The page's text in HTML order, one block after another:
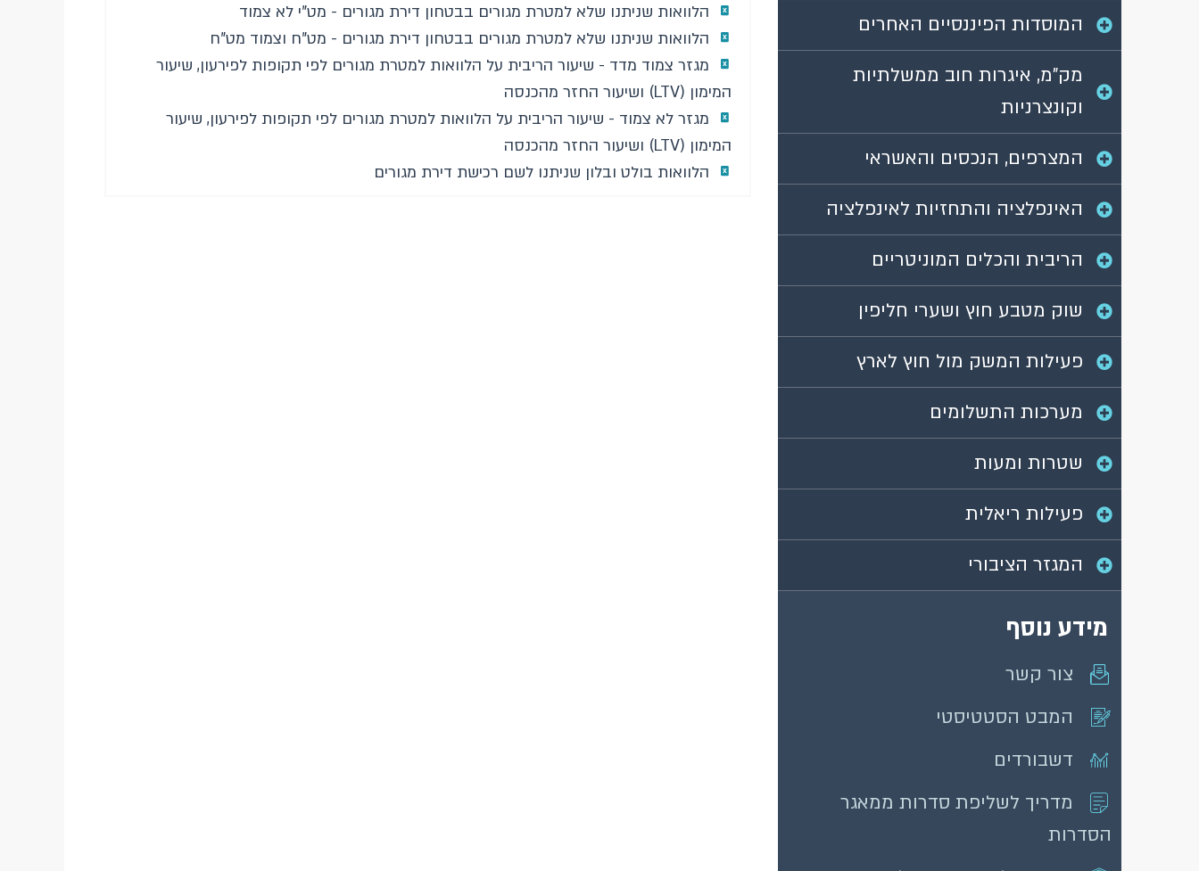
המוסדות הפיננסיים האחרים
מק"מ, איגרות חוב ממשלתיות
וקונצרניות
המצרפים, הנכסים והאשראי
האינפלציה והתחזיות לאינפלציה
הריבית והכלים המוניטריים
שוק מטבע חוץ ושערי חליפין
פעילות המשק מול חוץ לארץ
מערכות התשלומים
שטרות ומעות
פעילות ריאלית
המגזר הציבורי
מידע נוסף
צור קשר
המבט הסטטיסטי
דשבורדים
מדריך לשליפת סדרות ממאגר
הסדרות
הלוואות שניתנו שלא למטרת מגורים בבטחון דירת מגורים - מט"י לא צמוד
הלוואות שניתנו שלא למטרת מגורים בבטחון דירת מגורים - מט"ח וצמוד מט"ח
מגזר צמוד מדד - שיעור הריבית על הלוואות למטרת מגורים לפי תקופות לפירעון, שיעור
המימון (LTV) ושיעור החזר מהכנסה
מגזר לא צמוד - שיעור הריבית על הלוואות למטרת מגורים לפי תקופות לפירעון, שיעור
המימון (LTV) ושיעור החזר מהכנסה
הלוואות בולט ובלון שניתנו לשם רכישת דירת מגורים